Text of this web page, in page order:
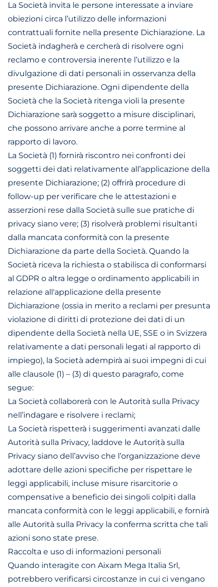
La Società invita le persone interessate a inviare
obiezioni circa l’utilizzo delle informazioni
contrattuali fornite nella presente Dichiarazione. La
Società indagherà e cercherà di risolvere ogni
reclamo e controversia inerente l’utilizzo e la
divulgazione di dati personali in osservanza della
presente Dichiarazione. Ogni dipendente della
Società che la Società ritenga violi la presente
Dichiarazione sarà soggetto a misure disciplinari,
che possono arrivare anche a porre termine al
rapporto di lavoro.
La Società (1) fornirà riscontro nei confronti dei
soggetti dei dati relativamente all’applicazione della
presente Dichiarazione; (2) offrirà procedure di
follow-up per verificare che le attestazioni e
asserzioni rese dalla Società sulle sue pratiche di
privacy siano vere; (3) risolverà problemi risultanti
dalla mancata conformità con la presente
Dichiarazione da parte della Società. Quando la
Società riceva la richiesta o stabilisca di conformarsi
al GDPR o altra legge o ordinamento applicabili in
relazione all'applicazione della presente
Dichiarazione (ossia in merito a reclami per presunta
violazione di diritti di protezione dei dati di un
dipendente della Società nella UE, SSE o in Svizzera
relativamente a dati personali legati al rapporto di
impiego), la Società adempirà ai suoi impegni di cui
alle clausole (1) – (3) di questo paragrafo, come
segue:
La Società collaborerà con le Autorità sulla Privacy
nell’indagare e risolvere i reclami;
La Società rispetterà i suggerimenti avanzati dalle
Autorità sulla Privacy, laddove le Autorità sulla
Privacy siano dell’avviso che l’organizzazione deve
adottare delle azioni specifiche per rispettare le
leggi applicabili, incluse misure risarcitorie o
compensative a beneficio dei singoli colpiti dalla
mancata conformità con le leggi applicabili, e fornirà
alle Autorità sulla Privacy la conferma scritta che tali
azioni sono state prese.
Raccolta e uso di informazioni personali
Quando interagite con Aixam Mega Italia Srl,
potrebbero verificarsi circostanze in cui ci vengano